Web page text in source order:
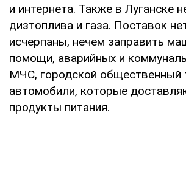
и интернета. Также в Луганске
дизтоплива и газа. Поставок
исчерпаны, нечем заправить
помощи, аварийных и
МЧС, городской общественный
автомобили, которые
продукты питания.